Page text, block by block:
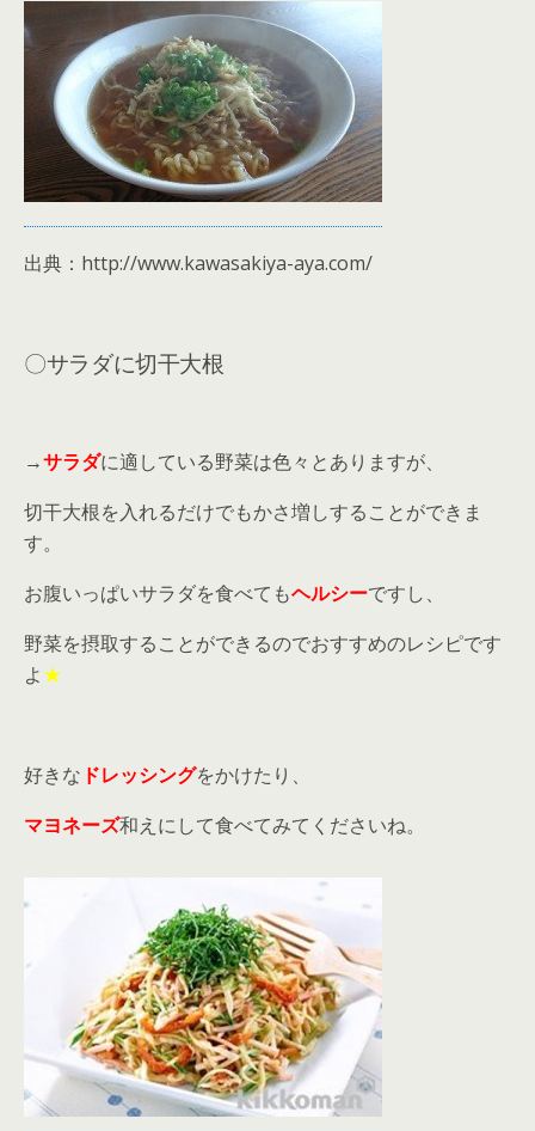
出典：http://www.kawasakiya-aya.com/
〇サラダに切干大根
→サラダに適している野菜は色々とありますが、
切干大根を入れるだけでもかさ増しすることができま
す。
お腹いっぱいサラダを食べてもヘルシーですし、
野菜を摂取することができるのでおすすめのレシピです
よ★
好きな ドレッシングをかけたり、
マヨネーズ和えにして食べてみてくださいね。